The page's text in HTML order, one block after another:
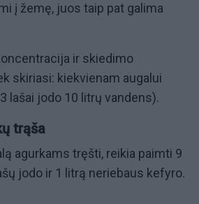
į žemę, juos taip pat galima
ir skiedimo
skiriasi: kiekvienam augalui
lašai jodo 10 litrų vandens).
trąša
agurkams tręšti, reikia paimti 9
jodo ir 1 litrą neriebaus kefyro.